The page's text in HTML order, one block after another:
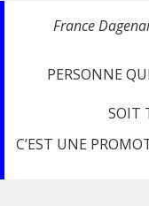
France
PERSONNE
SOIT
C’EST UNE